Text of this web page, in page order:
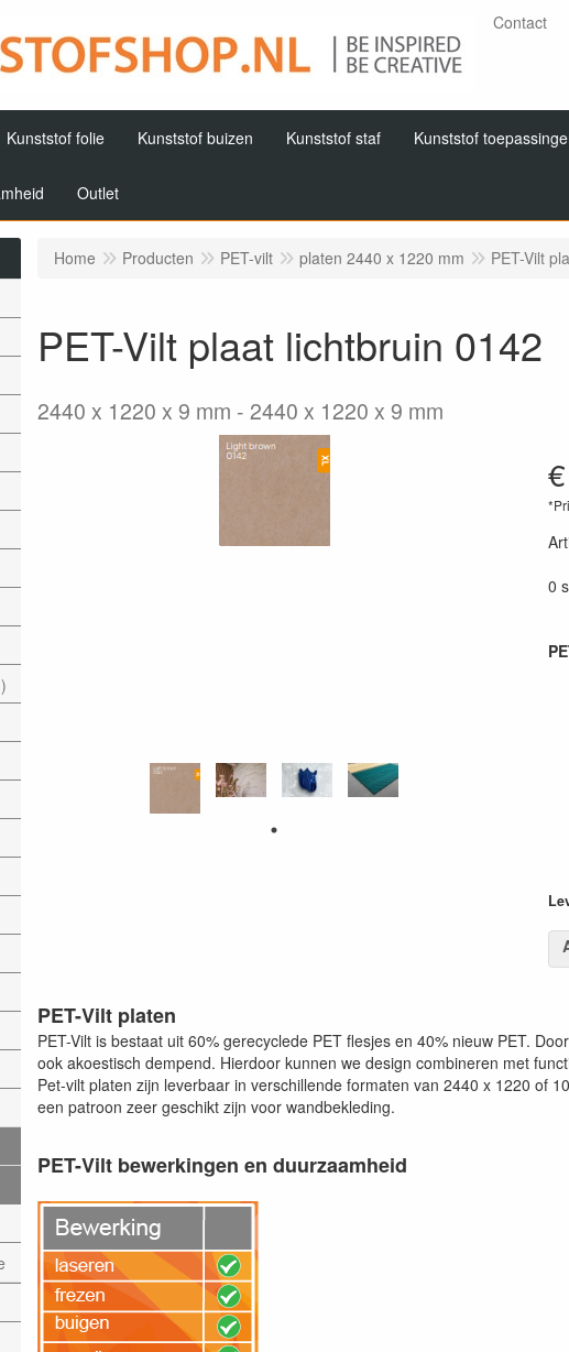
Contact
Kunststof folie Kunststof buizen Kunststof staf Kunststof
Outlet
Home Producten PET-vilt platen 2440 x 1220 mm PET-Vilt
PET-Vilt plaat lichtbruin 0142
2440 x 1220 x 9 mm 2440 x 1220 x 9 mm
€
0
PET-Vilt platen
PET-Vilt is bestaat uit 60% gerecyclede PET flesjes en 40% nieuw PET.
ook akoestisch dempend. Hierdoor kunnen we design combineren met
Pet-vilt platen zijn leverbaar in verschillende formaten van 2440 x 1220 of
een patroon zeer geschikt zijn voor wandbekleding.
PET-Vilt bewerkingen en duurzaamheid